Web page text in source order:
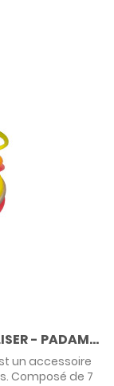
- PADAM...
un accessoire
Composé de 7